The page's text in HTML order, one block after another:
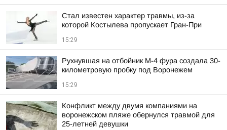
Стал известен характер травмы, из-за
которой Костылева пропускает Гран-При
15:29
Рухнувшая на отбойник М-4 фура создала 30-
километровую пробку под Воронежем
15:29
Конфликт между двумя компаниями на
воронежском пляже обернулся травмой для
25-летней девушки